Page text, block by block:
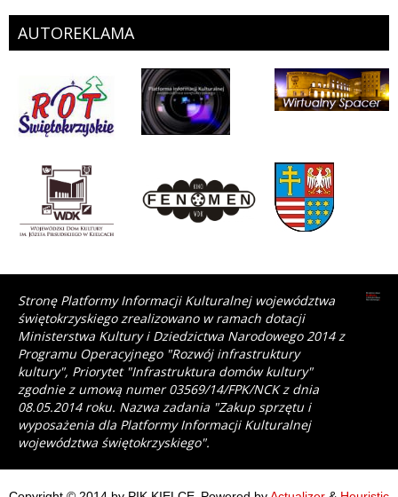
AUTOREKLAMA
Stronę Platformy Informacji Kulturalnej województwa
świętokrzyskiego zrealizowano w ramach dotacji
Ministerstwa Kultury i Dziedzictwa Narodowego 2014 z
Programu Operacyjnego "Rozwój infrastruktury
kultury", Priorytet "Infrastruktura domów kultury"
zgodnie z umową numer 03569/14/FPK/NCK z dnia
08.05.2014 roku. Nazwa zadania "Zakup sprzętu i
wyposażenia dla Platformy Informacji Kulturalnej
województwa świętokrzyskiego".